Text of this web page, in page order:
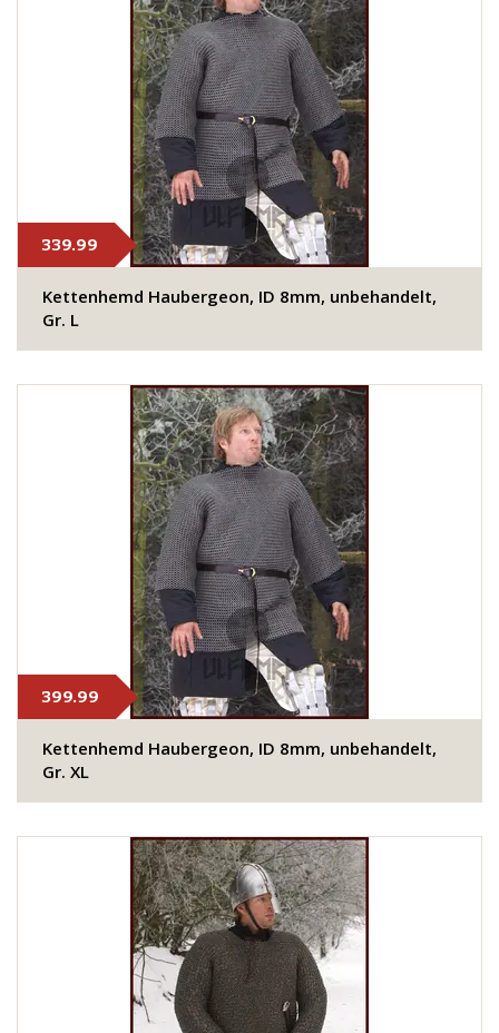
339.99
Kettenhemd Haubergeon, ID 8mm, unbehandelt,
Gr. L
399.99
Kettenhemd Haubergeon, ID 8mm, unbehandelt,
Gr. XL